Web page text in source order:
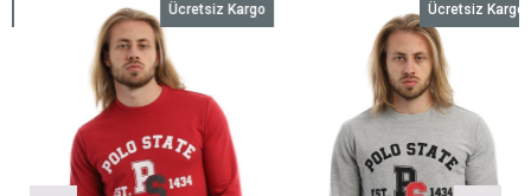
Ücretsiz Kargo Ücretsiz Kargo